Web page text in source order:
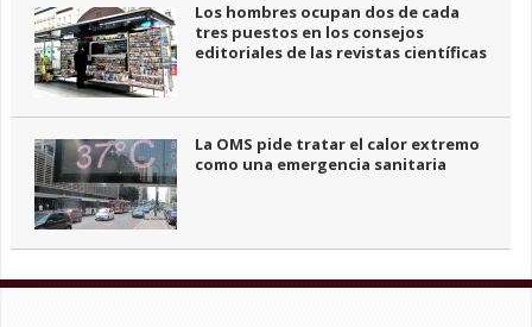
Los hombres ocupan dos de cada
tres puestos en los consejos
editoriales de las revistas científicas
La OMS pide tratar el calor extremo
como una emergencia sanitaria